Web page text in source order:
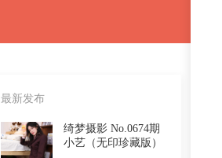
最新发布
绮梦摄影 No.0674期
小艺（无印珍藏版）